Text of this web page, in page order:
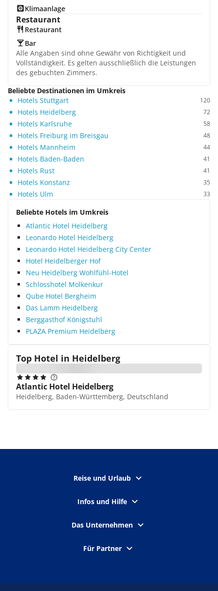
Klimaanlage
Restaurant
Restaurant
Bar
Alle Angaben sind ohne Gewähr von Richtigkeit und
Vollständigkeit. Es gelten ausschließlich die Leistungen
des gebuchten Zimmers.
Beliebte Destinationen im Umkreis
Hotels Stuttgart
120
Hotels Heidelberg 72
Hotels Karlsruhe 58
Hotels Freiburg im Breisgau 48
Hotels Mannheim 44
Hotels Baden-Baden 41
Hotels Rust 41
Hotels Konstanz 35
Hotels Ulm 33
Beliebte Hotels im Umkreis
Atlantic Hotel Heidelberg
Leonardo Hotel Heidelberg
Leonardo Hotel Heidelberg City Center
Hotel Heidelberger Hof
Neu Heidelberg Wohlfühl-Hotel
Schlosshotel Molkenkur
Qube Hotel Bergheim
Das Lamm Heidelberg
Berggasthof Königstuhl
PLAZA Premium Heidelberg
Top Hotel in Heidelberg
Atlantic Hotel Heidelberg
Heidelberg, Baden-Württemberg, Deutschland
Reise und Urlaub
Infos und Hilfe
Das Unternehmen
Für Partner